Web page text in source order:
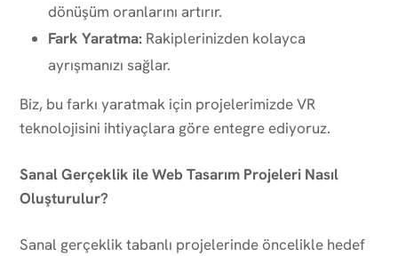
dönüşüm oranlarını artırır.
Fark Yaratma: Rakiplerinizden kolayca
ayrışmanızı sağlar.
Biz, bu farkı yaratmak için projelerimizde VR
teknolojisini ihtiyaçlara göre entegre ediyoruz.
Sanal Gerçeklik ile Web Tasarım Projeleri Nasıl
Oluşturulur?
Sanal gerçeklik tabanlı projelerinde öncelikle hedef